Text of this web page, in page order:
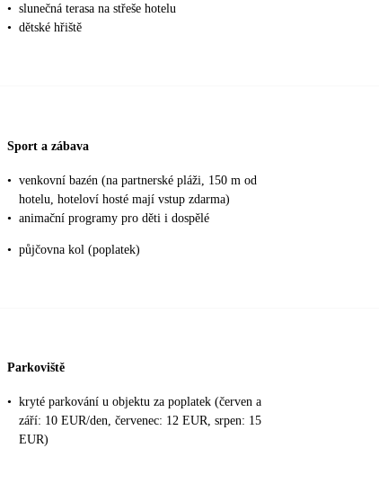
• slunečná terasa na střeše hotelu
• dětské hřiště
Sport a zábava
• venkovní bazén (na partnerské pláži, 150 m od
hotelu, hoteloví hosté mají vstup zdarma)
• animační programy pro děti i dospělé
• půjčovna kol (poplatek)
Parkoviště
• kryté parkování u objektu za poplatek (červen a
září: 10 EUR/den, červenec: 12 EUR, srpen: 15
EUR)